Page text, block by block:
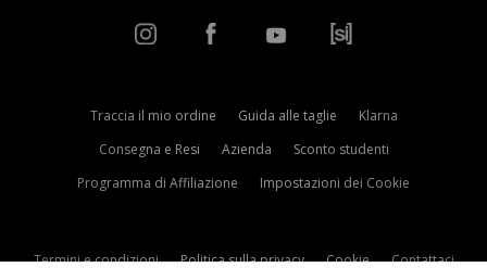
Traccia il mio ordine Guida alle taglie
Klarna
Consegna e Resi
Azienda
Sconto studenti
Programma di Affiliazione
Impostazioni dei Cookie
Termini e condizioni Politica sulla privacy Cookie Contattaci